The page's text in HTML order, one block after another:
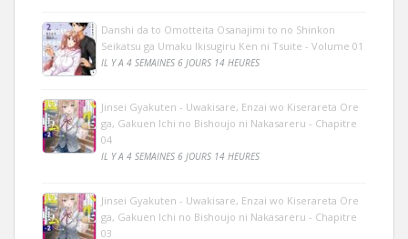
Danshi da to Omotteita Osanajimi to no Shinkon
Seikatsu ga Umaku Ikisugiru Ken ni Tsuite - Volume 01
IL Y A 4 SEMAINES 6 JOURS 14 HEURES
Jinsei Gyakuten - Uwakisare, Enzai wo Kiserareta Ore
ga, Gakuen Ichi no Bishoujo ni Nakasareru - Chapitre
04
IL Y A 4 SEMAINES 6 JOURS 14 HEURES
Jinsei Gyakuten - Uwakisare, Enzai wo Kiserareta Ore
ga, Gakuen Ichi no Bishoujo ni Nakasareru - Chapitre
03